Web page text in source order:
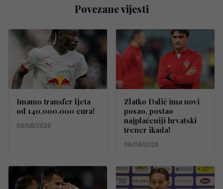
Povezane vijesti
Imamo transfer ljeta
od 140.000.000 eura!
06/08/2026
Zlatko Dalić ima novi
posao, postao
najplaćeniji hrvatski
trener ikada!
06/08/2026